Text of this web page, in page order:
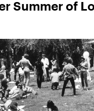
Summer of